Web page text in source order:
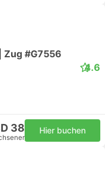
Zug #G7556
4.6
38 Hier buchen